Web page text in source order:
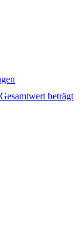
beträgt